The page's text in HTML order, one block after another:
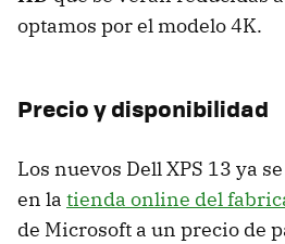
optamos por el modelo 4K.
Precio y disponibilidad
Los nuevos Dell XPS 13 ya
en la tienda online del
de Microsoft a un precio de